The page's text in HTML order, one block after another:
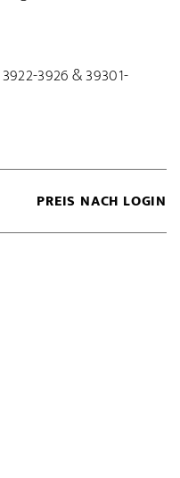
3926 & 39301-
PREIS NACH LOGIN